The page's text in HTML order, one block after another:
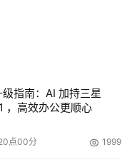
指南：AI 加持三星
，高效办公更顺心
点00分 1999